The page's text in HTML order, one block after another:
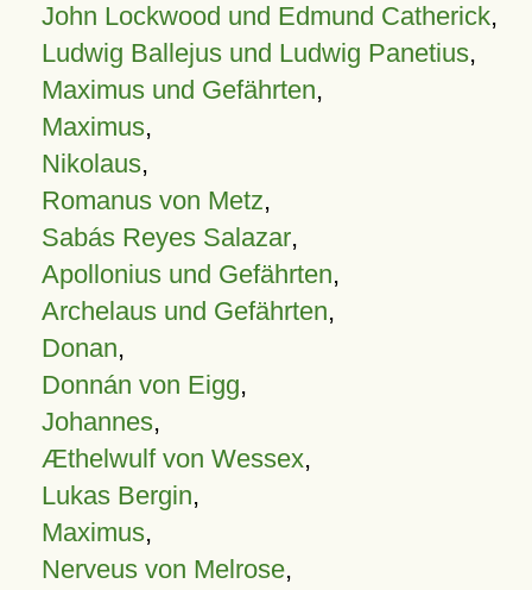
John Lockwood und Edmund Catherick,
Ludwig Ballejus und Ludwig Panetius,
Maximus und Gefährten,
Maximus,
Nikolaus,
Romanus von Metz,
Sabás Reyes Salazar,
Apollonius und Gefährten,
Archelaus und Gefährten,
Donan,
Donnán von Eigg,
Johannes,
Æthelwulf von Wessex,
Lukas Bergin,
Maximus,
Nerveus von Melrose,